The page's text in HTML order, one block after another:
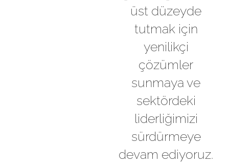
üst düzeyde
tutmak için
yenilikçi
çözümler
sunmaya ve
sektördeki
liderliğimizi
sürdürmeye
devam ediyoruz.